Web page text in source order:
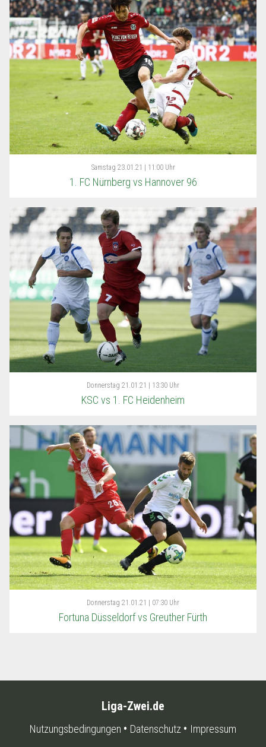
Samstag 23.01.21 | 11:00 Uhr
1. FC Nürnberg vs Hannover 96
Donnerstag 21.01.21 | 13:30 Uhr
KSC vs 1. FC Heidenheim
Donnerstag 21.01.21 | 07:30 Uhr
Fortuna Düsseldorf vs Greuther Fürth
Liga-Zwei.de
Nutzungsbedingungen Datenschutz Impressum